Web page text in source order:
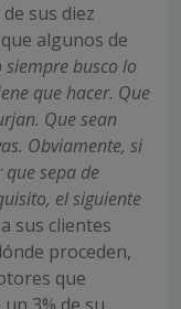
sus diez
algunos de
siempre busco lo
que hacer. Que
Que sean
Obviamente, si
sepa de
el siguiente
sus clientes
proceden,
que